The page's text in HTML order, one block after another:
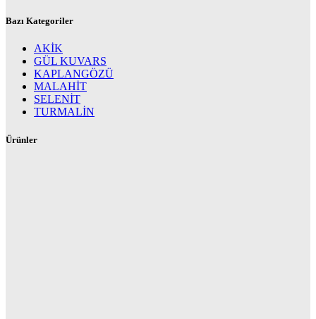
Bazı Kategoriler
AKİK
GÜL KUVARS
KAPLANGÖZÜ
MALAHİT
SELENİT
TURMALİN
Ürünler